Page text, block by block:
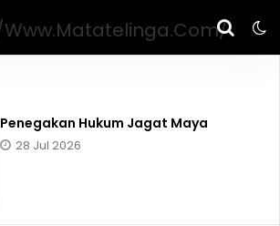
Penegakan Hukum Jagat Maya
28 Jul 2026